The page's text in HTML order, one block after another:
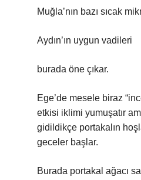
Muğla’nın bazı sıcak
Aydın’ın uygun vadileri
burada öne çıkar.
Ege’de mesele biraz
etkisi iklimi yumuşatır
gidildikçe portakalın
geceler başlar.
Burada portakal ağacı